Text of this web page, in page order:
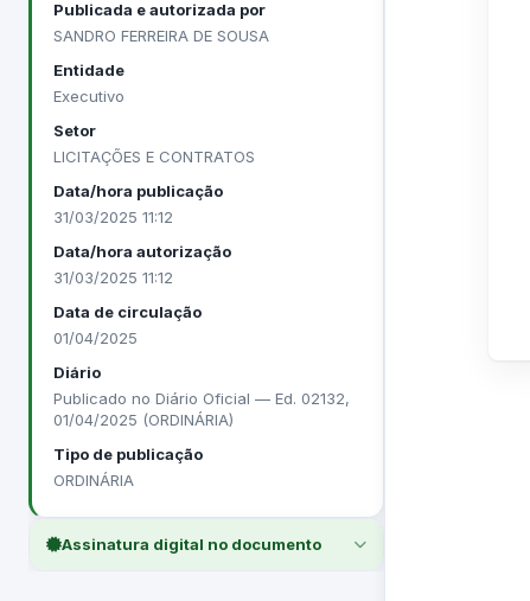
Publicada e autorizada por
SANDRO FERREIRA DE SOUSA
Entidade
Executivo
Setor
LICITAÇÕES E CONTRATOS
Data/hora publicação
31/03/2025 11:12
Data/hora autorização
31/03/2025 11:12
Data de circulação
01/04/2025
Diário
Publicado no Diário Oficial — Ed. 02132,
01/04/2025 (ORDINÁRIA)
Tipo de publicação
ORDINÁRIA
Assinatura digital no documento